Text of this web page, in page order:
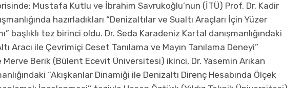
Mustafa Kutlu ve İbrahim Savrukoğlu’nun (İTÜ) Prof. Dr. Kadir
hazırladıkları “Denizaltılar ve Sualtı Araçları İçin Yüzer
başlıklı tez birinci oldu. Dr. Seda Karadeniz Kartal danışmanlığındaki
Aracı ile Çevrimiçi Ceset Tanılama ve Mayın Tanılama Deneyi”
Merve Berik (Bülent Ecevit Üniversitesi) ikinci, Dr. Yasemin Arıkan
“Akışkanlar Dinamiği ile Denizaltı Direnç Hesabında Ölçek